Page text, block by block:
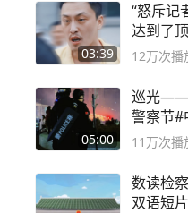
03:39
“怒斥记
达到了
12万次播
05:00
巡光——
警察节#
音小助手
11万次播
数读检
双语短